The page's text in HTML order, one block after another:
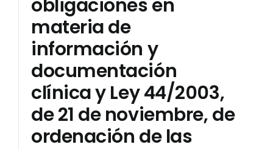
obligaciones en
materia de
información y
documentación
clínica y Ley 44/2003,
de 21 de noviembre, de
ordenación de las